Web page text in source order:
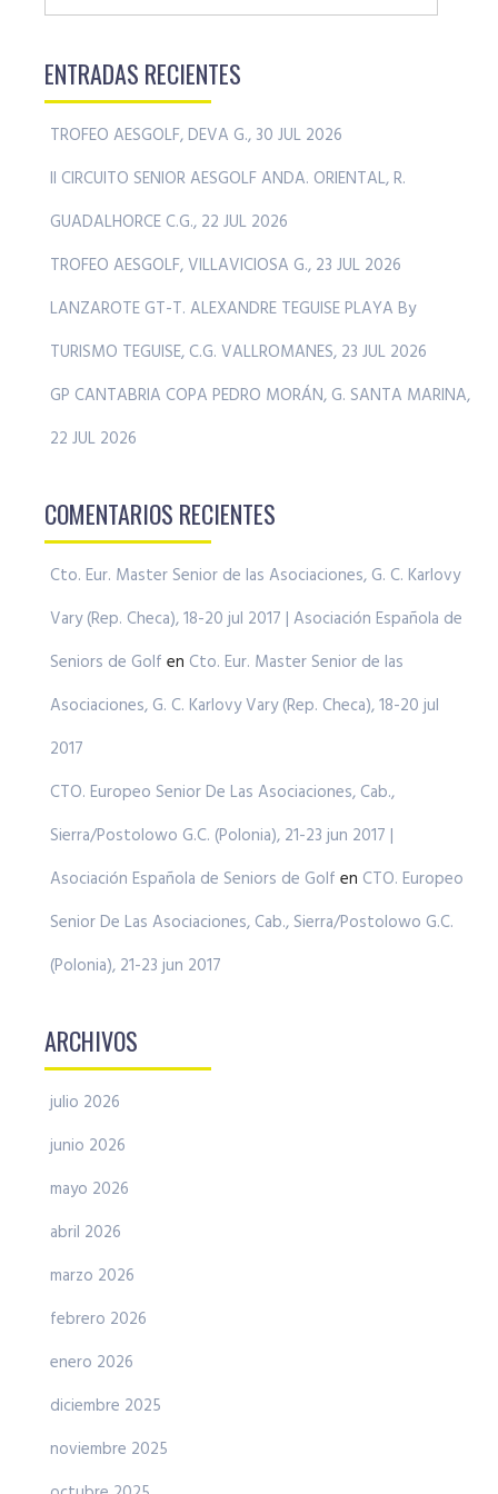
ENTRADAS RECIENTES
TROFEO AESGOLF, DEVA G., 30 JUL 2026
II CIRCUITO SENIOR AESGOLF ANDA. ORIENTAL, R.
GUADALHORCE C.G., 22 JUL 2026
TROFEO AESGOLF, VILLAVICIOSA G., 23 JUL 2026
LANZAROTE GT-T. ALEXANDRE TEGUISE PLAYA By
TURISMO TEGUISE, C.G. VALLROMANES, 23 JUL 2026
GP CANTABRIA COPA PEDRO MORÁN, G. SANTA MARINA,
22 JUL 2026
COMENTARIOS RECIENTES
Cto. Eur. Master Senior de las Asociaciones, G. C. Karlovy
Vary (Rep. Checa), 18-20 jul 2017 | Asociación Española de
Seniors de Golf en Cto. Eur. Master Senior de las
Asociaciones, G. C. Karlovy Vary (Rep. Checa), 18-20 jul
2017
CTO. Europeo Senior De Las Asociaciones, Cab.,
Sierra/Postolowo G.C. (Polonia), 21-23 jun 2017 |
Asociación Española de Seniors de Golf en CTO. Europeo
Senior De Las Asociaciones, Cab., Sierra/Postolowo G.C.
(Polonia), 21-23 jun 2017
ARCHIVOS
julio 2026
junio 2026
mayo 2026
abril 2026
marzo 2026
febrero 2026
enero 2026
diciembre 2025
noviembre 2025